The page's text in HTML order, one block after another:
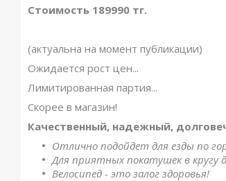
Стоимость 189990 тг.
(актуальна на момент публикации)
Ожидается рост цен...
Лимитированная партия...
Скорее в магазин!
Качественный, надежный,
Отлично подойдет для езды по
Для приятных покатушек в кругу
Велосипед - это залог здоровья!